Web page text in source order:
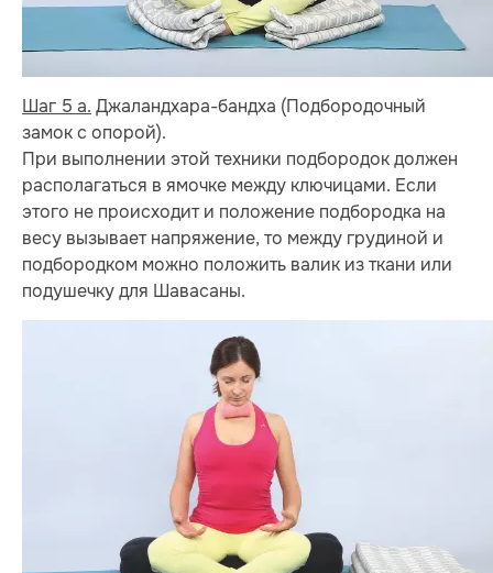
Шаг 5 а. Джаландхара-бандха (Подбородочный
замок с опорой).
При выполнении этой техники подбородок должен
располагаться в ямочке между ключицами. Если
этого не происходит и положение подбородка на
весу вызывает напряжение, то между грудиной и
подбородком можно положить валик из ткани или
подушечку для Шавасаны.